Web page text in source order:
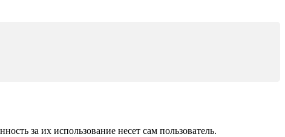
за их использование несет сам пользователь.